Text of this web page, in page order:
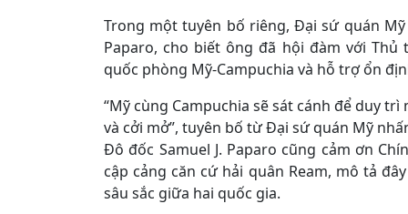
Trong một tuyên bố riêng, Đại sứ quán
Paparo, cho biết ông đã hội đàm với
quốc phòng Mỹ-Campuchia và hỗ trợ ổn
“Mỹ cùng Campuchia sẽ sát cánh để duy
và cởi mở”, tuyên bố từ Đại sứ quán Mỹ
Đô đốc Samuel J. Paparo cũng cảm ơn
cập cảng căn cứ hải quân Ream, mô tả
sâu sắc giữa hai quốc gia.